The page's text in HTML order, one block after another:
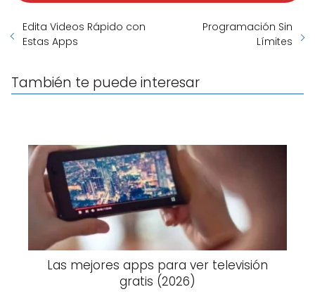
Edita Videos Rápido con
Estas Apps
Programación Sin
Límites
También te puede interesar
Las mejores apps para ver televisión
gratis (2026)